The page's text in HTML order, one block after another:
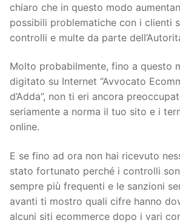
chiaro che in questo modo
possibili problematiche con i clienti
controlli e multe da parte
Molto probabilmente, fino a questo
digitato su Internet “Avvocato
d’Adda”, non ti eri ancora
seriamente a norma il tuo sito e i
online.
E se fino ad ora non hai ricevuto
stato fortunato perché i controlli
sempre più frequenti e le sanzioni
avanti ti mostro quali cifre hanno
alcuni siti ecommerce dopo i vari